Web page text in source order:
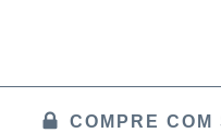
COMPRE COM